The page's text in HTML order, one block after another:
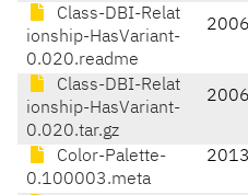
Class-DBI-Relat
ionship-HasVariant-
0.020.readme
Class-DBI-Relat
ionship-HasVariant-
0.020.tar.gz
Color-Palette-
0.100003.meta